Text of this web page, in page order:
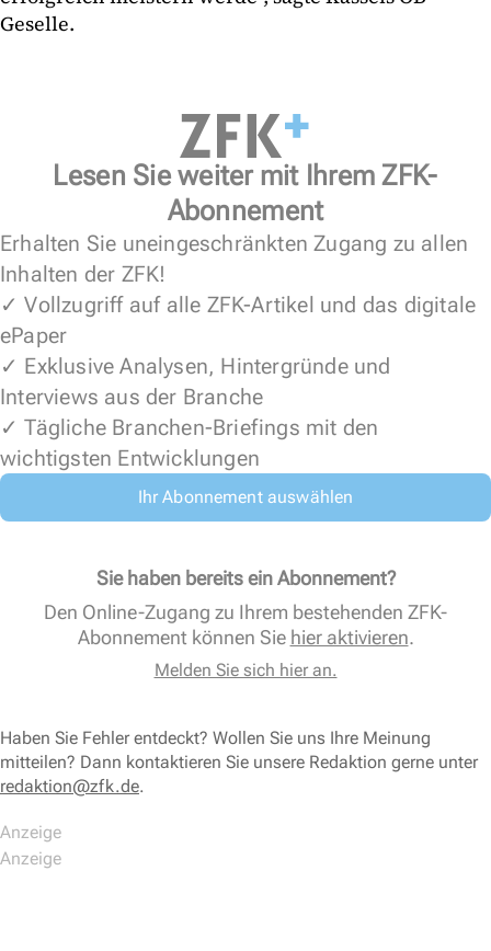
Geselle.
Lesen Sie weiter mit Ihrem ZFK-
Abonnement
Erhalten Sie uneingeschränkten Zugang zu allen
Inhalten der ZFK!
✓ Vollzugriff auf alle ZFK-Artikel und das digitale
ePaper
✓ Exklusive Analysen, Hintergründe und
Interviews aus der Branche
✓ Tägliche Branchen-Briefings mit den
wichtigsten Entwicklungen
Ihr Abonnement auswählen
Sie haben bereits ein Abonnement?
Den Online-Zugang zu Ihrem bestehenden ZFK-
Abonnement können Sie hier aktivieren.
Melden Sie sich hier an.
Haben Sie Fehler entdeckt? Wollen Sie uns Ihre Meinung
mitteilen? Dann kontaktieren Sie unsere Redaktion gerne unter
redaktion@zfk.de.